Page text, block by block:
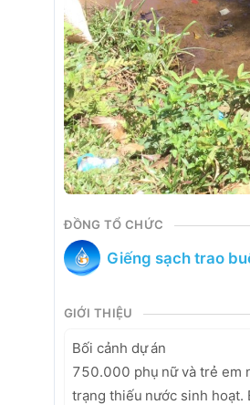
ĐỒNG TỔ CHỨC
Giếng sạch trao
GIỚI THIỆU
Bối cảnh dự án
750.000 phụ nữ và trẻ em
trạng thiếu nước sinh hoạt.